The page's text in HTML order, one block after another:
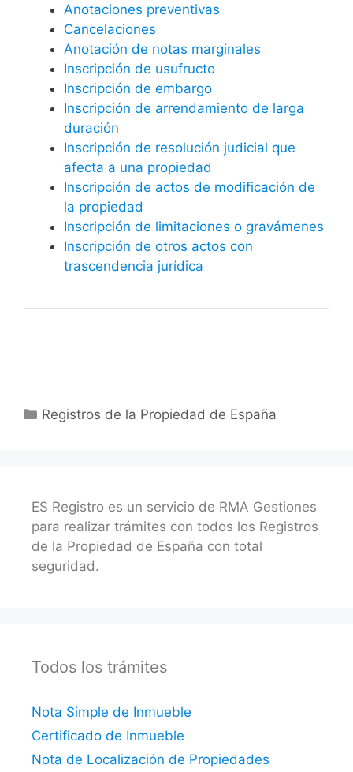
Anotaciones preventivas
Cancelaciones
Anotación de notas marginales
Inscripción de usufructo
Inscripción de embargo
Inscripción de arrendamiento de larga
duración
Inscripción de resolución judicial que
afecta a una propiedad
Inscripción de actos de modificación de
la propiedad
Inscripción de limitaciones o gravámenes
Inscripción de otros actos con
trascendencia jurídica
Categorías
Registros de la Propiedad de España
ES Registro es un servicio de RMA Gestiones
para realizar trámites con todos los Registros
de la Propiedad de España con total
seguridad.
Todos los trámites
Nota Simple de Inmueble
Certificado de Inmueble
Nota de Localización de Propiedades